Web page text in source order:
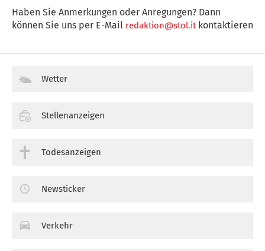
Haben Sie Anmerkungen oder Anregungen? Dann
können Sie uns per E-Mail redaktion@stol.itkontaktieren
Wetter
Stellenanzeigen
Todesanzeigen
Newsticker
Verkehr